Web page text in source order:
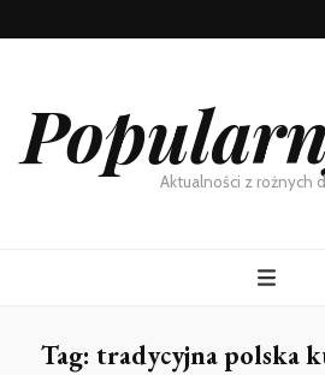
Aktualności z rożnych
Tag: tradycyjna polska